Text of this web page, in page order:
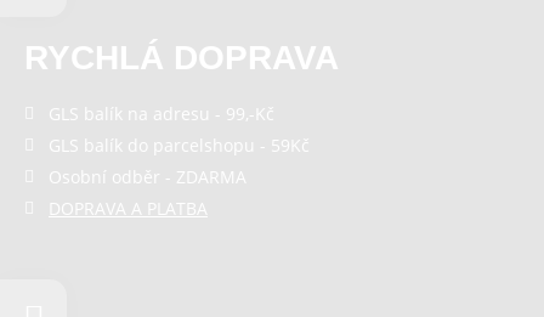
RYCHLÁ DOPRAVA
GLS balík na adresu - 99,-Kč
GLS balík do parcelshopu - 59Kč
Osobní odběr - ZDARMA
DOPRAVA A PLATBA